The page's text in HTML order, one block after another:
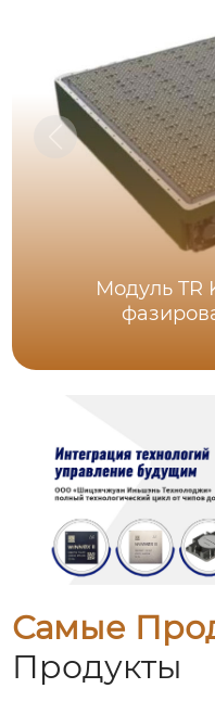
Модуль TR
Самые
Продукты